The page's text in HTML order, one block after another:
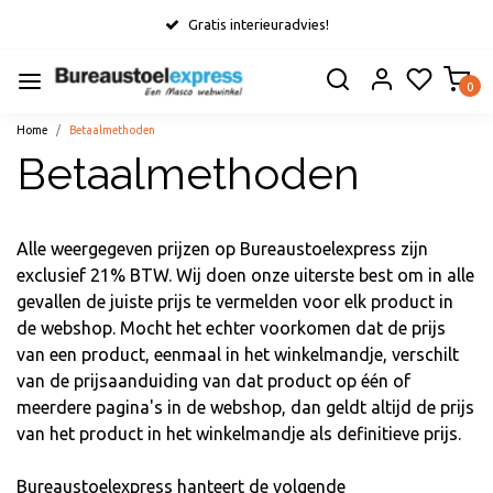
Gratis interieuradvies!
0
Home Betaalmethoden
Betaalmethoden
Alle weergegeven prijzen op Bureaustoelexpress zijn
exclusief 21% BTW. Wij doen onze uiterste best om in alle
gevallen de juiste prijs te vermelden voor elk product in
de webshop. Mocht het echter voorkomen dat de prijs
van een product, eenmaal in het winkelmandje, verschilt
van de prijsaanduiding van dat product op één of
meerdere pagina's in de webshop, dan geldt altijd de prijs
van het product in het winkelmandje als definitieve prijs.
Bureaustoelexpress hanteert de volgende